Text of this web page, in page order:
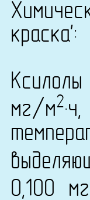
краска':
мг/м2
0,100